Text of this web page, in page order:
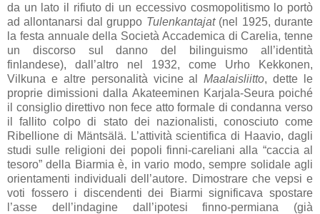
da un lato il rifiuto di un eccessivo cosmopolitismo lo portò
ad allontanarsi dal gruppo Tulenkantajat(nel 1925, durante
la festa annuale della Società Accademica di Carelia, tenne
un discorso sul danno del bilinguismo all’identità
finlandese), dall’altro nel 1932, come Urho Kekkonen,
Vilkuna e altre personalità vicine alMaalaisliitto, dette le
proprie dimissioni dalla Akateeminen Karjala-Seura poiché
il consiglio direttivo non fece atto formale di condanna verso
il fallito colpo di stato dei nazionalisti, conosciuto come
Ribellione di Mäntsälä. L’attività scientifica di Haavio, dagli
studi sulle religioni dei popoli finni-careliani alla “caccia al
tesoro” della Biarmia è, in vario modo, sempre solidale agli
orientamenti individuali dell’autore. Dimostrare che vepsi e
voti fossero i discendenti dei Biarmi significava spostare
l’asse dell’indagine dall’ipotesi finno-permiana (già